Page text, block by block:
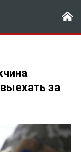
за